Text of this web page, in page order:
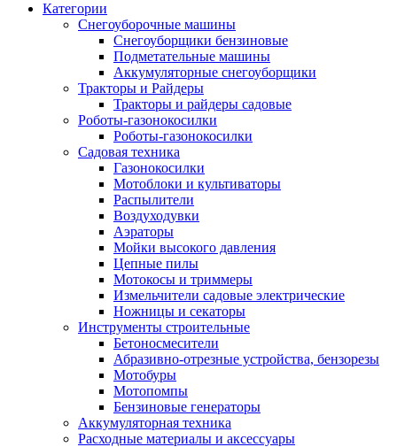
Категории
Снегоуборочные машины
Снегоуборщики бензиновые
Подметательные машины
Аккумуляторные снегоуборщики
Тракторы и Райдеры
Тракторы и райдеры садовые
Роботы-газонокосилки
Роботы-газонокосилки
Садовая техника
Газонокосилки
Мотоблоки и культиваторы
Распылители
Воздуходувки
Аэраторы
Мойки высокого давления
Цепные пилы
Мотокосы и триммеры
Измельчители садовые электрические
Ножницы и секаторы
Инструменты строительные
Бетоносмесители
Абразивно-отрезные устройства, бензорезы
Мотобуры
Мотопомпы
Бензиновые генераторы
Аккумуляторная техника
Расходные материалы и аксессуары